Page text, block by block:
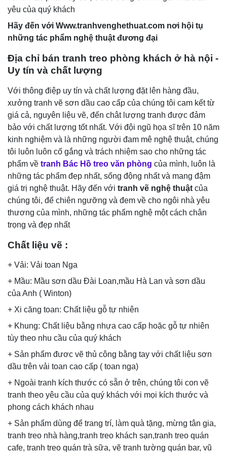
yêu của quý khách
Hãy đến với Www.tranhvenghethuat.com nơi hội tụ
những tác phẩm nghệ thuật đương đại
Địa chỉ bán tranh treo phòng khách ở hà nội -
Uy tín và chất lượng
Với thông điệp uy tín và chất lượng đặt lên hàng đầu,
xưởng tranh vẽ sơn dầu cao cấp của chúng tôi cam kết từ
giá cả, nguyên liệu vẽ, đến chât lượng tranh được đảm
bảo với chất lượng tốt nhất. Với đội ngũ họa sĩ trên 10 năm
kinh nghiệm và là những người đam mê nghệ thuật, chúng
tôi luôn luôn cố gắng và trách nhiệm sao cho những tác
phẩm về tranh Bác Hồ treo văn phòng của mình, luôn là
những tác phẩm đẹp nhất, sống động nhất và mang đậm
giá trị nghệ thuật. Hãy đến với tranh vẽ nghệ thuật của
chúng tôi, để chiên ngưỡng và đem về cho ngôi nhà yêu
thương của mình, những tác phẩm nghệ một cách chân
trọng và đẹp nhất
Chất liệu vẽ :
+ Vải: Vải toan Nga
+ Mầu: Mầu sơn dầu Đài Loan,mầu Hà Lan và sơn dầu
của Anh ( Winton)
+ Xi căng toan: Chất liệu gỗ tự nhiên
+ Khung: Chất liệu bằng nhựa cao cấp hoặc gỗ tự nhiên
tùy theo nhu cầu của quý khách
+ Sản phẩm đươc vẽ thủ công bằng tay với chất liệu sơn
dầu trên vải toan cao cấp ( toan nga)
+ Ngoài tranh kích thước có sẵn ở trên, chúng tôi con vẽ
tranh theo yêu cầu của quý khách với mọi kích thước và
phong cách khách nhau
+ Sản phẩm dùng để trang trí, làm quà tặng, mừng tân gia,
tranh treo nhà hàng,tranh treo khách sạn,tranh treo quán
cafe, tranh treo quán trà sữa, vẽ tranh tường quán bar, vũ